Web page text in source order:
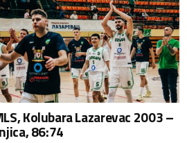
Kolubara Lazarevac 2003 –
86:74